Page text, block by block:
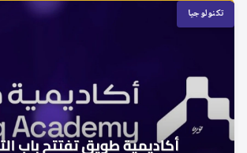
تكنولوجيا